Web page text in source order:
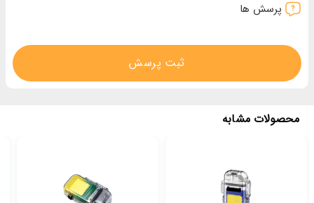
پرسش ها
ثبت پرسش
محصولات مشابه